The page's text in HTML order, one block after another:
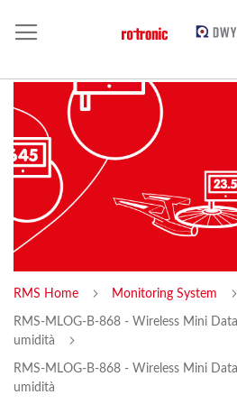
RMS Home Monitoring System
RMS-MLOG-B-868 - Wireless Mini
umidità
RMS-MLOG-B-868 - Wireless Mini
umidità